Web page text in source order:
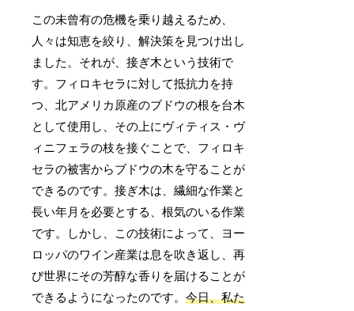
この未曾有の危機を乗り越えるため、
人々は知恵を絞り、解決策を見つけ出し
ました。それが、接ぎ木という技術で
す。フィロキセラに対して抵抗力を持
つ、北アメリカ原産のブドウの根を台木
として使用し、その上にヴィティス・ヴ
ィニフェラの枝を接ぐことで、フィロキ
セラの被害からブドウの木を守ることが
できるのです。接ぎ木は、繊細な作業と
長い年月を必要とする、根気のいる作業
です。しかし、この技術によって、ヨー
ロッパのワイン産業は息を吹き返し、再
び世界にその芳醇な香りを届けることが
できるようになったのです。今日、私た